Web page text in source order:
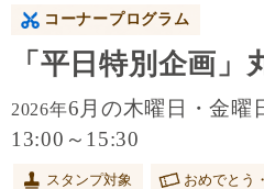
コーナープログラム
「平日特別企画
2026年6月の木曜日・金曜
13:00～15:30
スタンプ対象 おめでとう